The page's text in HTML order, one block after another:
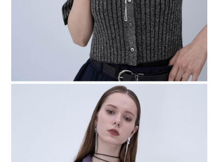
權轉讓予恩沛科技股份有限公司。
２．關於個人資料處理事宜，請瀏覽以下網址：https://aftee.tw/terms/#terms3
３．未成年的使用者請事先徵得法定代理人或監護人之同意方可使用
「AFTEE先享後付」，若未經同意申辦者引起之損失，本公司不負相關責
４．使用「AFTEE先享後付」時，將依據個別帳號之用戶狀況，依本公司即
時審查核予不同之上限額度；若仍有額度不足之情形，本公司將視審查結果
５．嚴禁一人註冊多個帳號或使用他人資訊註冊。若發現惡意使用之情形，
恩沛科技股份有限公司將有權停止該用戶之使用額度並採取法律行動。